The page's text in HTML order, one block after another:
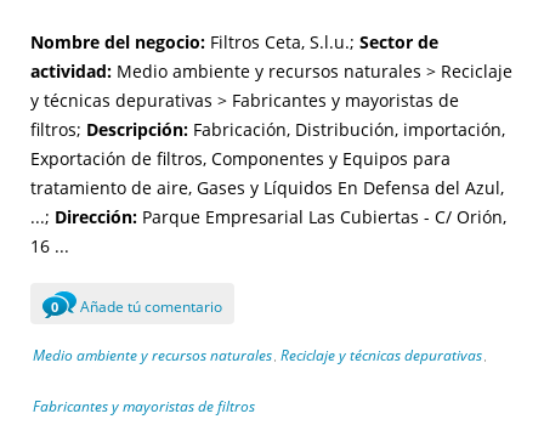
Nombre del negocio: Filtros Ceta, S.l.u.; Sector de
actividad: Medio ambiente y recursos naturales > Reciclaje
y técnicas depurativas > Fabricantes y mayoristas de
filtros; Descripción: Fabricación, Distribución, importación,
Exportación de filtros, Componentes y Equipos para
tratamiento de aire, Gases y Líquidos En Defensa del Azul,
...; Dirección: Parque Empresarial Las Cubiertas - C/ Orión,
16 ...
0 Añade tú comentario
Medio ambiente y recursos naturales , Reciclaje y técnicas depurativas ,
Fabricantes y mayoristas de filtros